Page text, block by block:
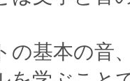
の基本の音